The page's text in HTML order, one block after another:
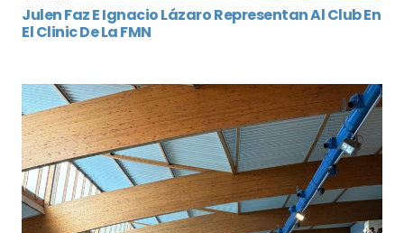
Julen Faz E Ignacio Lázaro Representan Al Club En
El Clinic De La FMN